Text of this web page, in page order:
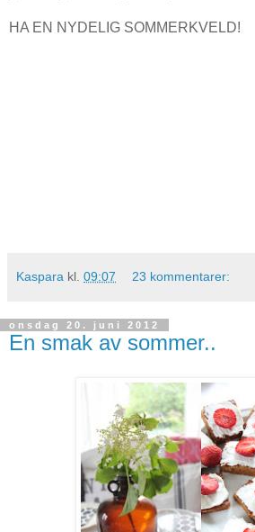
HA EN NYDELIG SOMMERKVELD!
Kaspara kl. 09:07 23 kommentarer:
onsdag 20. juni 2012
En smak av sommer..